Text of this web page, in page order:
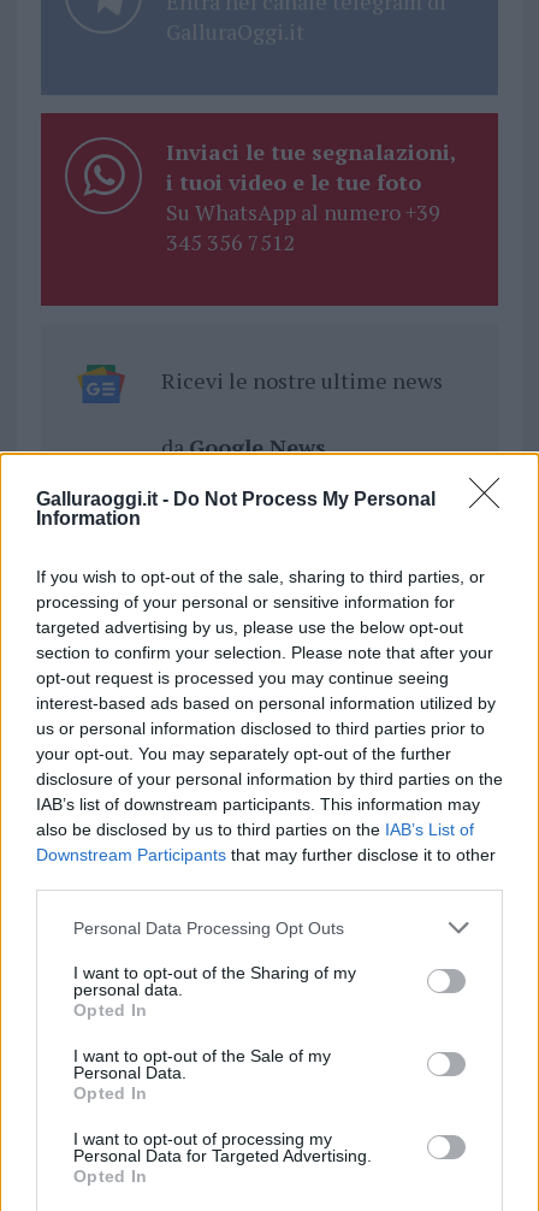
Galluraoggi.it - Do Not Process My Personal
Information
If you wish to opt-out of the sale, sharing to third parties, or
processing of your personal or sensitive information for
targeted advertising by us, please use the below opt-out
section to confirm your selection. Please note that after your
opt-out request is processed you may continue seeing
interest-based ads based on personal information utilized by
us or personal information disclosed to third parties prior to
your opt-out. You may separately opt-out of the further
disclosure of your personal information by third parties on the
IAB’s list of downstream participants. This information may
also be disclosed by us to third parties on the IAB’s List of
Downstream Participants that may further disclose it to other
Please note that this website/app uses one or more Google
not limited to your visit or usage behaviour. You may click to
grant or deny consent to Google and its third-party tags to
use your data for below specified purposes in below Google
consent section.
Personal Data Processing Opt Outs
I want to opt-out of the Sharing of my
personal data.
Opted In
I want to opt-out of the Sale of my
Personal Data.
Opted In
I want to opt-out of processing my
Personal Data for Targeted Advertising.
Opted In
GalluraOggi.it
Inviaci le tue segnalazioni,
i tuoi video e le tue foto
Su WhatsApp al numero +39
345 356 7512
Ricevi le nostre ultime news
daGoogle News
F
a
ce
b
o
o
k
T
w
it
te
r
Pi
n
te
re
st
W
h
at
s
A
p
p
S
h
a
re
Articolo precedente
Prossimo articolo
NOTIZIE RECENTI
Incidente a Baia Sardinia, scontro tra auto e
moto: un ferito
Olbia, le previsioni meteo per lunedì 10 agosto
Le ultime offerte di lavoro a Olbia e in Gallura